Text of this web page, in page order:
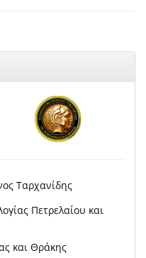
Ταρχανίδης
Πετρελαίου και
και Θράκης